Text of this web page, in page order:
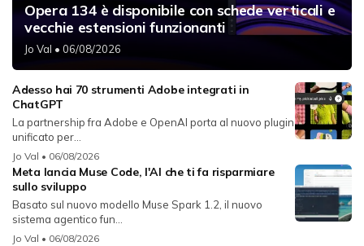
Opera 134 è disponibile con schede verticali e
vecchie estensioni funzionanti
Jo Val • 06/08/2026
Adesso hai 70 strumenti Adobe integrati in
ChatGPT
La partnership fra Adobe e OpenAI porta al nuovo plugin
unificato per...
Jo Val • 06/08/2026
Meta lancia Muse Code, l'AI che ti fa risparmiare
sullo sviluppo
Basato sul nuovo modello Muse Spark 1.2, il nuovo
sistema agentico fun...
Jo Val • 06/08/2026